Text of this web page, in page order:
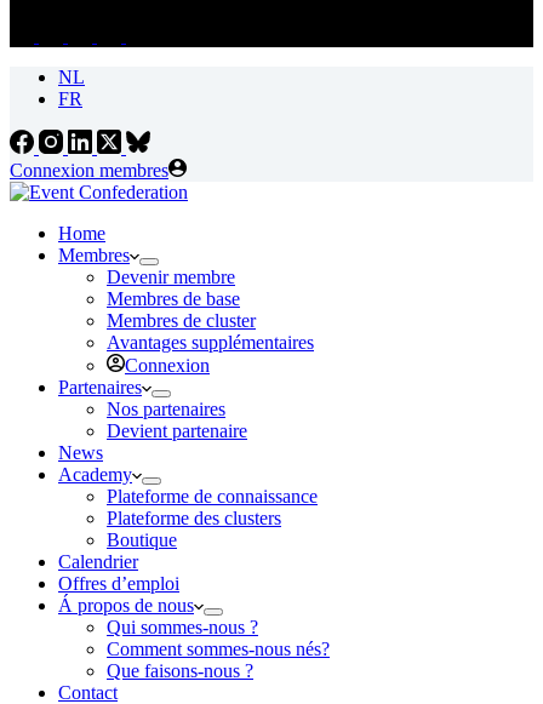
NL
FR
Connexion membres
Home
Membres
Devenir membre
Membres de base
Membres de cluster
Avantages supplémentaires
Connexion
Partenaires
Nos partenaires
Devient partenaire
News
Academy
Plateforme de connaissance
Plateforme des clusters
Boutique
Calendrier
Offres d’emploi
Á propos de nous
Qui sommes-nous ?
Comment sommes-nous nés?
Que faisons-nous ?
Contact